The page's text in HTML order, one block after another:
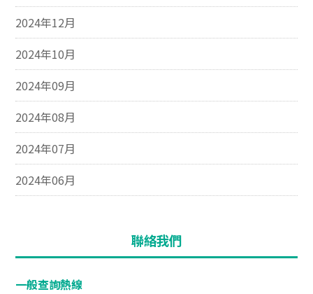
2024年12月
2024年10月
2024年09月
2024年08月
2024年07月
2024年06月
聯絡我們
一般查詢熱線